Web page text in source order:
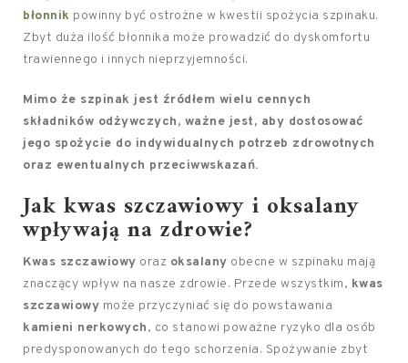
błonnik powinny być ostrożne w kwestii spożycia szpinaku.
Zbyt duża ilość błonnika może prowadzić do dyskomfortu
trawiennego i innych nieprzyjemności.
Mimo że szpinak jest źródłem wielu cennych
składników odżywczych, ważne jest, aby dostosować
jego spożycie do indywidualnych potrzeb zdrowotnych
oraz ewentualnych przeciwwskazań.
Jak kwas szczawiowy i oksalany
wpływają na zdrowie?
Kwas szczawiowy oraz oksalany obecne w szpinaku mają
znaczący wpływ na nasze zdrowie. Przede wszystkim, kwas
szczawiowy może przyczyniać się do powstawania
kamieni nerkowych, co stanowi poważne ryzyko dla osób
predysponowanych do tego schorzenia. Spożywanie zbyt